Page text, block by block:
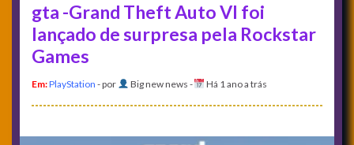
gta -Grand Theft Auto VI foi
lançado de surpresa pela Rockstar
Games
Em:PlayStation - por Big new news - Há 1 ano a trás